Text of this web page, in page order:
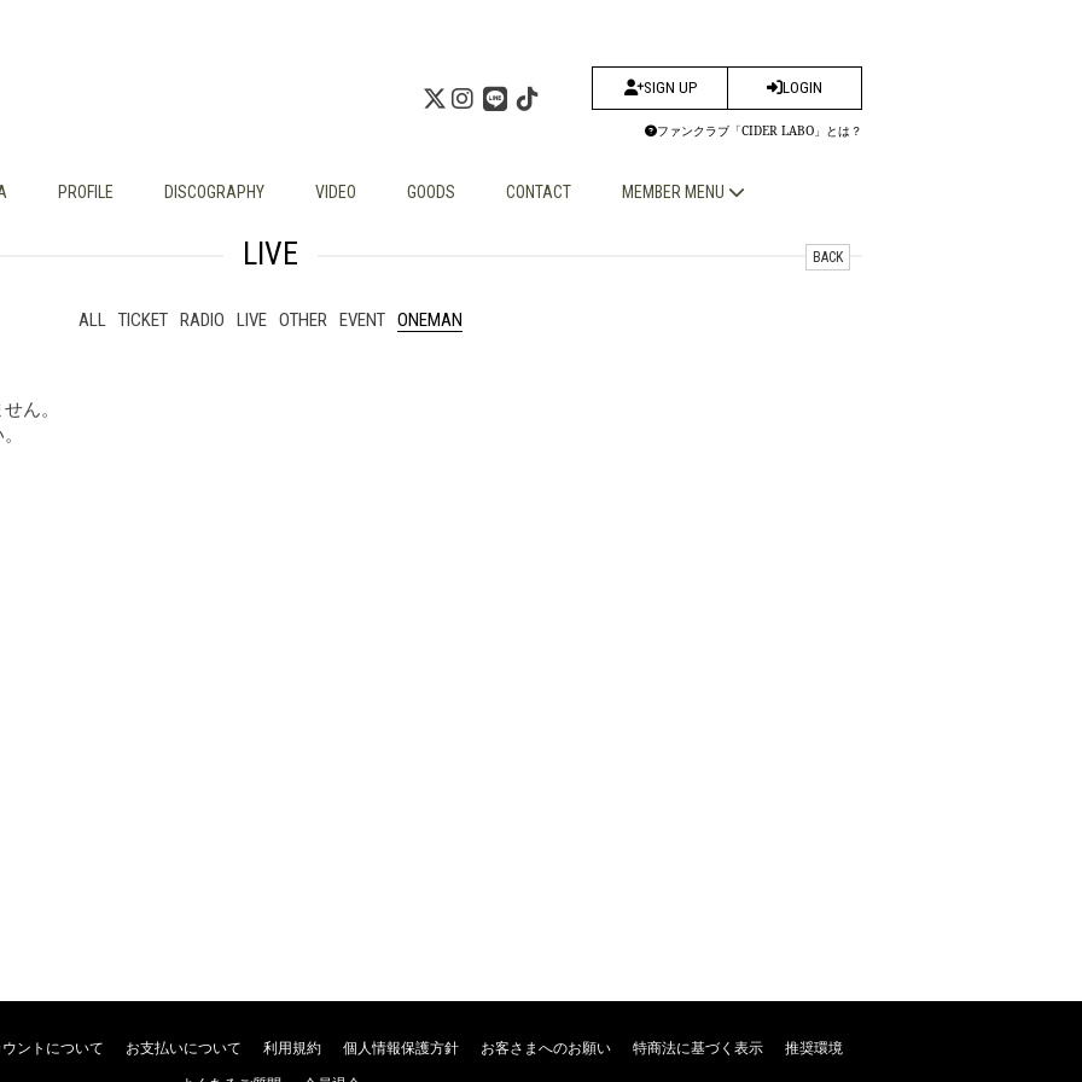
SIGN UP LOGIN
ファンクラブ「CIDER LABO」とは？
PROFILE DISCOGRAPHY VIDEO GOODS CONTACT MEMBER MENU
LIVE BACK
ALL TICKET RADIO LIVE OTHER EVENT ONEMAN
ん。
ントについて お支払いについて 利用規約 個人情報保護方針 お客さまへのお願い 特商法に基づく表示
推奨環境